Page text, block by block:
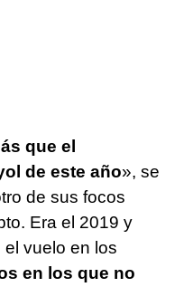
que el
de este año», se
de sus focos
Era el 2019 y
vuelo en los
en los que no